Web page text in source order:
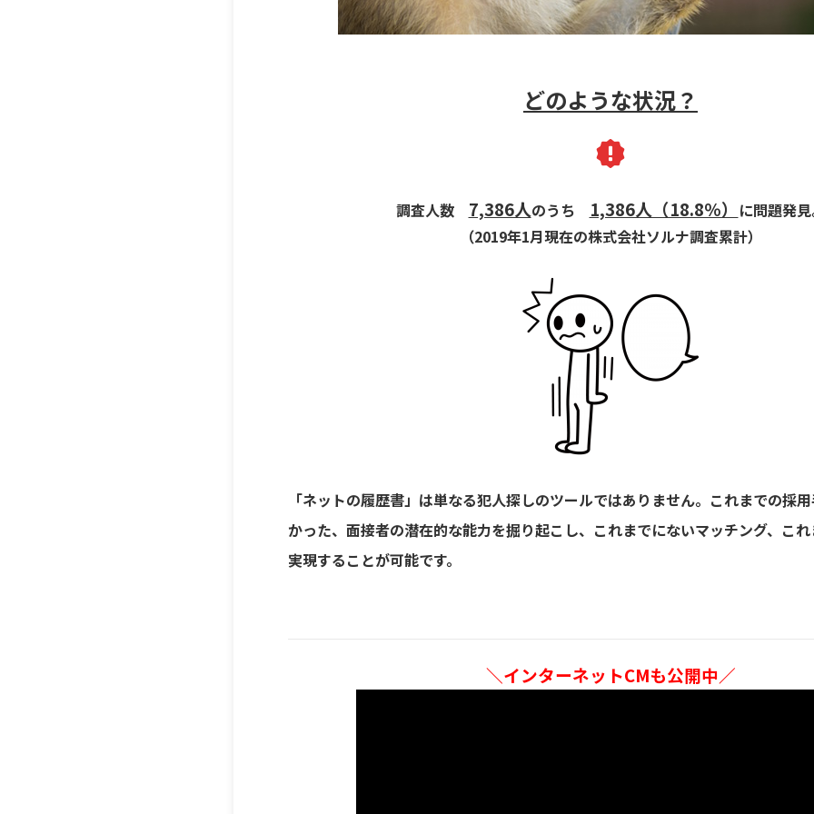
どのような状況？
調査人数 7,386人のうち 1,386人（18.8％）
に問題発
（2019年1月現在の株式会社ソルナ調査累計）
「ネットの履歴書」は単なる犯人探しのツールではありません。これまでの採
かった、面接者の潜在的な能力を掘り起こし、これまでにないマッチング、こ
実現することが可能です。
＼インターネットCMも公開中／